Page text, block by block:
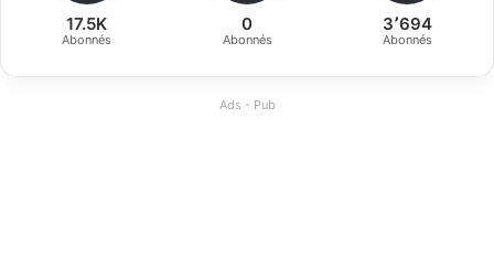
3٬694
Abonnés
0
Abonnés
17.5K
Abonnés
Ads - Pub